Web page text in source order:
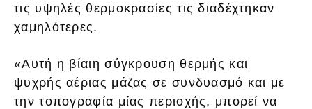
τις υψηλές θερμοκρασίες τις διαδέχτηκαν
χαμηλότερες.
«Αυτή η βίαιη σύγκρουση θερμής και
ψυχρής αέριας μάζας σε συνδυασμό και με
την τοπογραφία μίας περιοχής, μπορεί να